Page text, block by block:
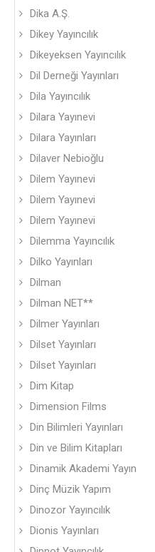
Dika A.Ş.
Dikey Yayıncılık
Dikeyeksen Yayıncılık
Dil Derneği Yayınları
Dila Yayıncılık
Dilara Yayınevi
Dilara Yayınları
Dilaver Nebioğlu
Dilem Yayınevi
Dilem Yayınevi
Dilem Yayınevi
Dilemma Yayıncılık
Dilko Yayınları
Dilman
Dilman NET**
Dilmer Yayınları
Dilset Yayınları
Dilset Yayınları
Dim Kitap
Dimension Films
Din Bilimleri Yayınları
Din ve Bilim Kitapları
Dinamik Akademi Yayın
Dinç Müzik Yapım
Dinozor Yayıncılık
Dionis Yayınları